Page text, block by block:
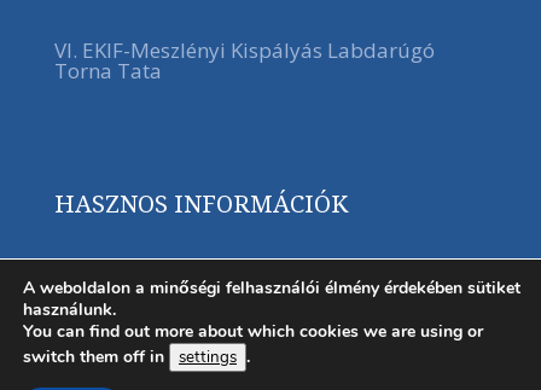
VI. EKIF-Meszlényi Kispályás Labdarúgó
Torna Tata
HASZNOS INFORMÁCIÓK
A weboldalon a minőségi felhasználói élmény érdekében sütiket
használunk.
You can find out more about which cookies we are using or
switch them off in
settings .